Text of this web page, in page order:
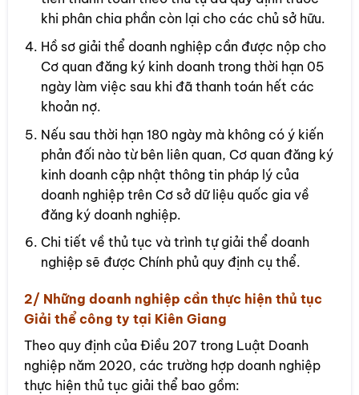
khi phân chia phần còn lại cho các chủ sở hữu.
Hồ sơ giải thể doanh nghiệp cần được nộp cho
Cơ quan đăng ký kinh doanh trong thời hạn 05
ngày làm việc sau khi đã thanh toán hết các
khoản nợ.
Nếu sau thời hạn 180 ngày mà không có ý kiến
phản đối nào từ bên liên quan, Cơ quan đăng ký
kinh doanh cập nhật thông tin pháp lý của
doanh nghiệp trên Cơ sở dữ liệu quốc gia về
đăng ký doanh nghiệp.
Chi tiết về thủ tục và trình tự giải thể doanh
nghiệp sẽ được Chính phủ quy định cụ thể.
2/ Những doanh nghiệp cần thực hiện thủ tục
Giải thể công ty tại Kiên Giang
Theo quy định của Điều 207 trong Luật Doanh
nghiệp năm 2020, các trường hợp doanh nghiệp
thực hiện thủ tục giải thể bao gồm: